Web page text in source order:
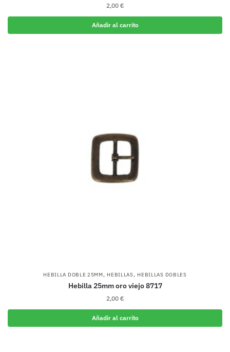
2,00 €
Añadir al carrito
HEBILLA DOBLE 25MM, HEBILLAS, HEBILLAS DOBLES
Hebilla 25mm oro viejo 8717
2,00 €
Añadir al carrito